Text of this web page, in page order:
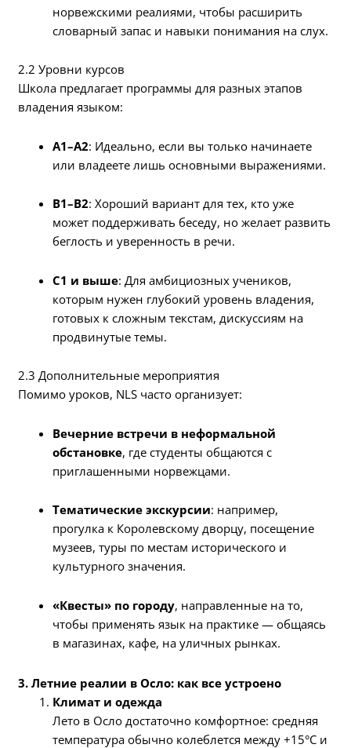
норвежскими реалиями, чтобы расширить
словарный запас и навыки понимания на слух.
2.2 Уровни курсов
Школа предлагает программы для разных этапов
владения языком:
A1–A2: Идеально, если вы только начинаете
или владеете лишь основными выражениями.
B1–B2: Хороший вариант для тех, кто уже
может поддерживать беседу, но желает развить
беглость и уверенность в речи.
C1 и выше: Для амбициозных учеников,
которым нужен глубокий уровень владения,
готовых к сложным текстам, дискуссиям на
продвинутые темы.
2.3 Дополнительные мероприятия
Помимо уроков, NLS часто организует:
Вечерние встречи в неформальной
обстановке, где студенты общаются с
приглашенными норвежцами.
Тематические экскурсии: например,
прогулка к Королевскому дворцу, посещение
музеев, туры по местам исторического и
культурного значения.
«Квесты» по городу, направленные на то,
чтобы применять язык на практике — общаясь
в магазинах, кафе, на уличных рынках.
3. Летние реалии в Осло: как все устроено
Климат и одежда
Лето в Осло достаточно комфортное: средняя
температура обычно колеблется между +15°C и